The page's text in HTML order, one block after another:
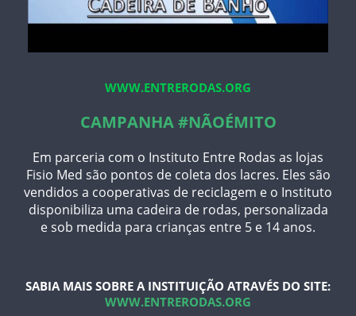
WWW.ENTRERODAS.ORG
CAMPANHA #NÃOÉMITO
Em parceria com o Instituto Entre Rodas as lojas
Fisio Med são pontos de coleta dos lacres. Eles são
vendidos a cooperativas de reciclagem e o Instituto
disponibiliza uma cadeira de rodas, personalizada
e sob medida para crianças entre 5 e 14 anos.
SABIA MAIS SOBRE A INSTITUIÇÃO ATRAVÉS DO SITE:
WWW.ENTRERODAS.ORG